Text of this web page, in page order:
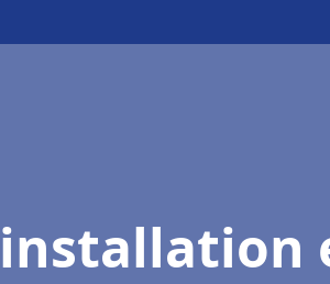
installation